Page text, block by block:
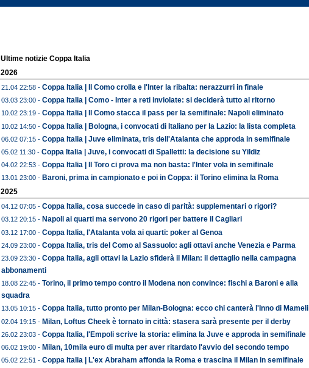
Ultime notizie Coppa Italia
2026
21.04 22:58 - Coppa Italia | Il Como crolla e l'Inter la ribalta: nerazzurri in finale
03.03 23:00 - Coppa Italia | Como - Inter a reti inviolate: si deciderà tutto al ritorno
10.02 23:19 - Coppa Italia | Il Como stacca il pass per la semifinale: Napoli eliminato
10.02 14:50 - Coppa Italia | Bologna, i convocati di Italiano per la Lazio: la lista completa
06.02 07:15 - Coppa Italia | Juve eliminata, tris dell'Atalanta che approda in semifinale
05.02 11:30 - Coppa Italia | Juve, i convocati di Spalletti: la decisione su Yildiz
04.02 22:53 - Coppa Italia | Il Toro ci prova ma non basta: l'Inter vola in semifinale
13.01 23:00 - Baroni, prima in campionato e poi in Coppa: il Torino elimina la Roma
2025
04.12 07:05 - Coppa Italia, cosa succede in caso di parità: supplementari o rigori?
03.12 20:15 - Napoli ai quarti ma servono 20 rigori per battere il Cagliari
03.12 17:00 - Coppa Italia, l'Atalanta vola ai quarti: poker al Genoa
24.09 23:00 - Coppa Italia, tris del Como al Sassuolo: agli ottavi anche Venezia e Parma
23.09 23:30 - Coppa Italia, agli ottavi la Lazio sfiderà il Milan: il dettaglio nella campagna
abbonamenti
18.08 22:45 - Torino, il primo tempo contro il Modena non convince: fischi a Baroni e alla
squadra
13.05 10:15 - Coppa Italia, tutto pronto per Milan-Bologna: ecco chi canterà l'Inno di Mameli
02.04 19:15 - Milan, Loftus Cheek è tornato in città: stasera sarà presente per il derby
26.02 23:03 - Coppa Italia, l'Empoli scrive la storia: elimina la Juve e approda in semifinale
06.02 19:00 - Milan, 10mila euro di multa per aver ritardato l'avvio del secondo tempo
05.02 22:51 - Coppa Italia | L'ex Abraham affonda la Roma e trascina il Milan in semifinale